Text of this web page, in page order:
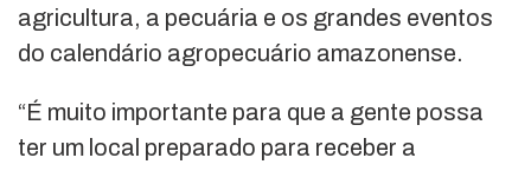
agricultura, a pecuária e os grandes eventos
do calendário agropecuário amazonense.
“É muito importante para que a gente possa
ter um local preparado para receber a